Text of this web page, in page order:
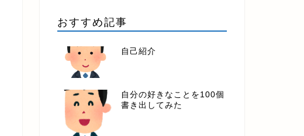
おすすめ記事
自己紹介
自分の好きなことを100個
書き出してみた